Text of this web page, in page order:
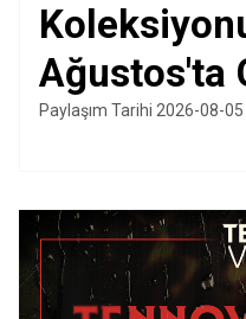
Ağustos'ta
Paylaşım Tarihi 2026-08-